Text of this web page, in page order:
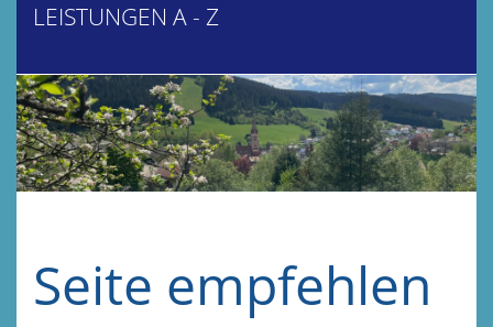
LEISTUNGEN A - Z
Seite empfehlen